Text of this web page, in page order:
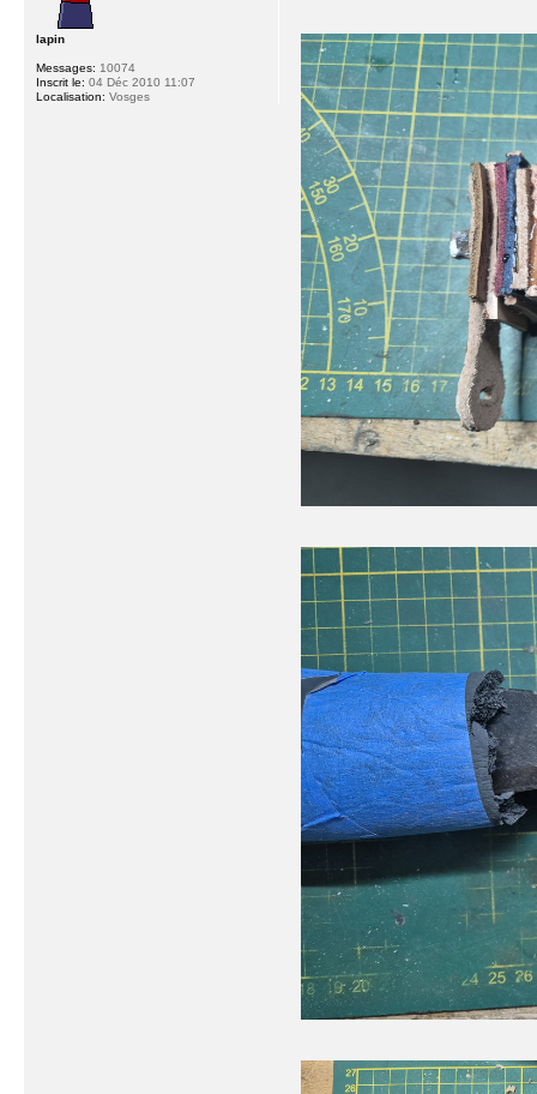
lapin
Messages: 10074
Inscrit le: 04 Déc 2010 11:07
Localisation: Vosges